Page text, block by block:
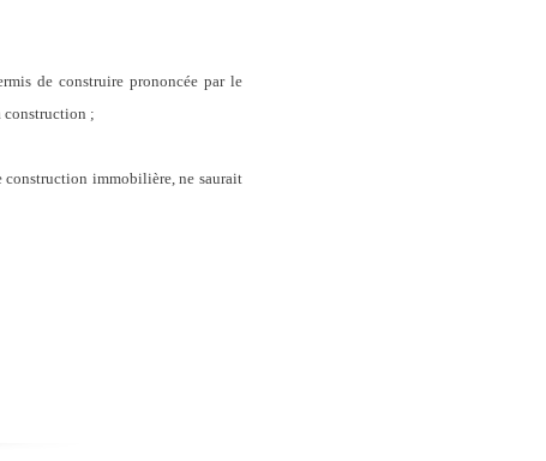
de construire prononcée par le
construction ;
construction immobilière, ne saurait